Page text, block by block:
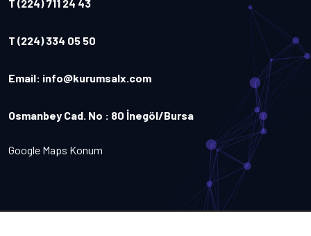
T (224) 711 24 43
T (224) 334 05 50
Email: info@kurumsalx.com
Osmanbey Cad. No : 80 İnegöl/Bursa
Google Maps Konum